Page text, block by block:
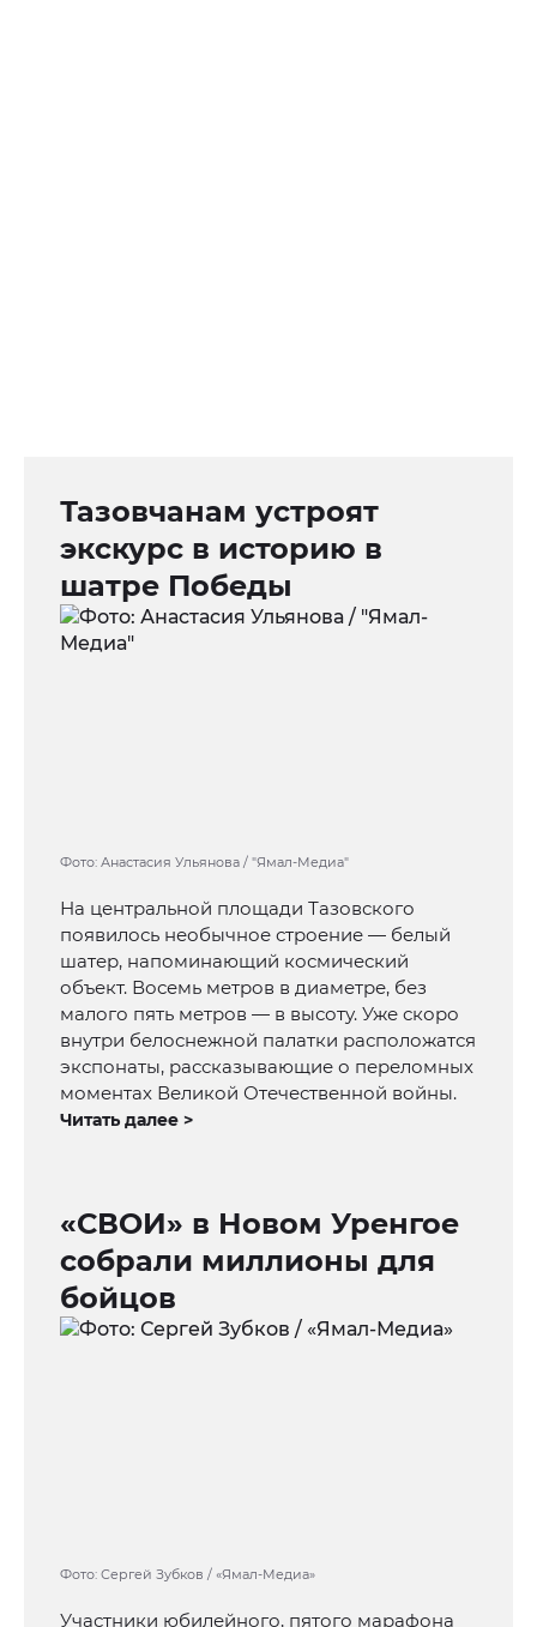
Тазовчанам устроят
экскурс в историю в
шатре Победы
Фото: Анастасия Ульянова / "Ямал-Медиа"
На центральной площади Тазовского
появилось необычное строение — белый
шатер, напоминающий космический
объект. Восемь метров в диаметре, без
малого пять метров — в высоту. Уже скоро
внутри белоснежной палатки расположатся
экспонаты, рассказывающие о переломных
моментах Великой Отечественной войны.
Читать далее >
«СВОИ» в Новом Уренгое
собрали миллионы для
бойцов
Фото: Сергей Зубков / «Ямал-Медиа»
Участники юбилейного, пятого марафона